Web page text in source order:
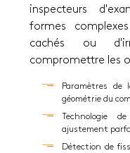
inspecteurs
formes
cachés ou
compromettre les
Paramètres de
géométrie du
Technologie
ajustement
Détection de